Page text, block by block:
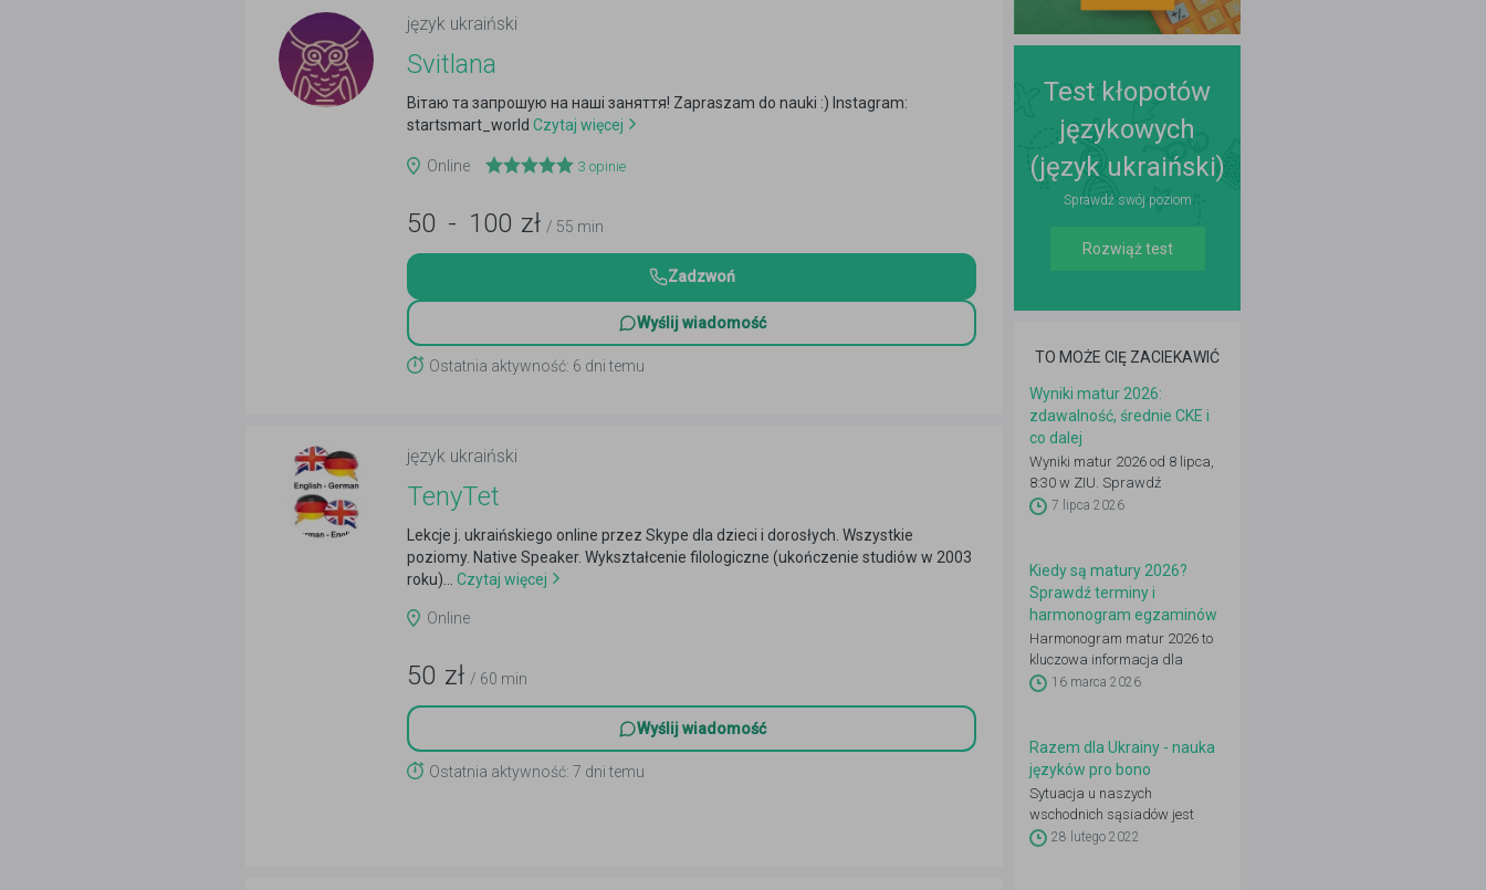
język ukraiński
Svitlana
Вітаю та запрошую на наші заняття! Zapraszam do nauki :) Instagram:
startsmart_world Czytaj więcej
Online 3 opinie
50 - 100 zł / 55 min
Zadzwoń
Wyślij wiadomość
Ostatnia aktywność: 6 dni temu
język ukraiński
TenyTet
Lekcje j. ukraińskiego online przez Skype dla dzieci i dorosłych. Wszystkie
poziomy. Native Speaker. Wykształcenie filologiczne (ukończenie studiów w 2003
roku)...
Czytaj więcej
Online
50 zł / 60 min
Wyślij wiadomość
Ostatnia aktywność: 7 dni temu
Test kłopotów
językowych
(język ukraiński)
Sprawdź swój poziom
Rozwiąż test
TO MOŻE CIĘ ZACIEKAWIĆ
Wyniki matur 2026:
zdawalność, średnie CKE i
co dalej
Wyniki matur 2026 od 8 lipca,
8:30 w ZIU. Sprawdź
zdawalność, średnie CKE i co
7 lipca 2026
Kiedy są matury 2026?
Sprawdź terminy i
harmonogram egzaminów
Harmonogram matur 2026 to
kluczowa informacja dla
uczniów klas maturalnych,
planują rekrutację na studia.
16 marca 2026
Razem dla Ukrainy - nauka
języków pro bono
Sytuacja u naszych
wschodnich sąsiadów jest
bardzo trudna. Coraz więcej
28 lutego 2022